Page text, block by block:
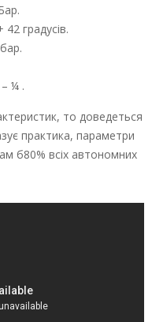
градусів.
¼ .
то доведеться
практика, параметри
б80% всіх автономних